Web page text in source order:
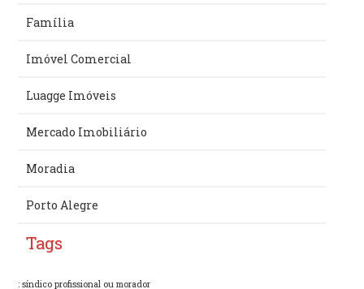
Família
Imóvel Comercial
Luagge Imóveis
Mercado Imobiliário
Moradia
Porto Alegre
Tags
: síndico profissional ou morador